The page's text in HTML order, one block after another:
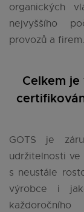
organických
nejvyššího
provozů a firem.
Celkem
GOTS je
udržitelnosti
s neustále
výrobce i